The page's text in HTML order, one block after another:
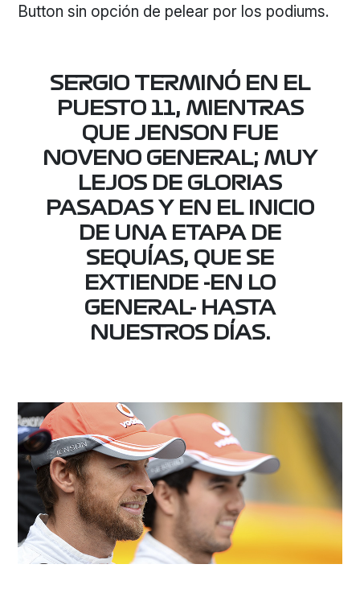
Button sin opción de pelear por los podiums.
SERGIO TERMINÓ EN EL
PUESTO 11, MIENTRAS
QUE JENSON FUE
NOVENO GENERAL; MUY
LEJOS DE GLORIAS
PASADAS Y EN EL INICIO
DE UNA ETAPA DE
SEQUÍAS, QUE SE
EXTIENDE -EN LO
GENERAL- HASTA
NUESTROS DÍAS.